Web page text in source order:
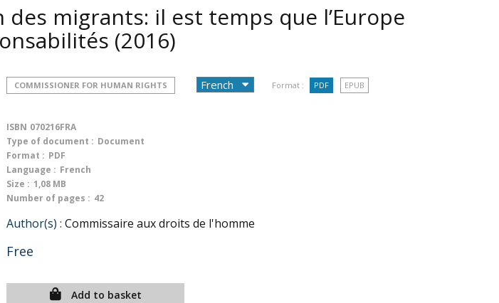
des migrants: il est temps que l’Europe
(2016)
COMMISSIONER FOR HUMAN RIGHTS Format : PDF EPUB
ISBN 070216FRA
Type of document : Document
Format : PDF
Language : French
Size : 1,08 MB
Number of pages : 42
Author(s) : Commissaire aux droits de l'homme
Free
Add to basket